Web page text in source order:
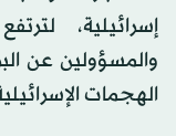
إسرائيلية،
الهجمات